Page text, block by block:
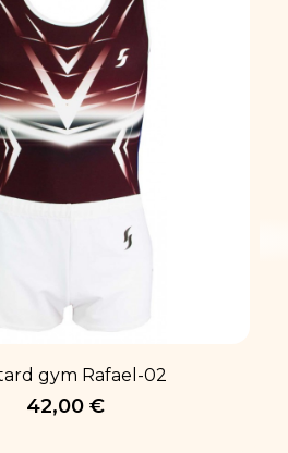
Justaucorps
gym Venise-04
115,00 €
DE
gym Rafael-02
42,00 €